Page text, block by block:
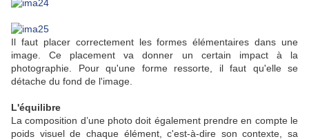
Il faut placer correctement les formes élémentaires dans une
image. Ce placement va donner un certain impact à la
photographie. Pour qu'une forme ressorte, il faut qu'elle se
détache du fond de l'image.
L'équilibre
La composition d’une photo doit également prendre en compte le
poids visuel de chaque élément, c'est-à-dire son contexte, sa